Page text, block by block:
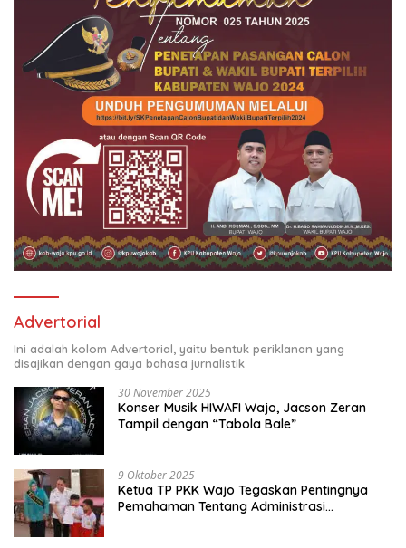
Advertorial
Ini adalah kolom Advertorial, yaitu bentuk periklanan yang
disajikan dengan gaya bahasa jurnalistik
30 November 2025
Konser Musik HIWAFI Wajo, Jacson Zeran
Tampil dengan “Tabola Bale”
9 Oktober 2025
Ketua TP PKK Wajo Tegaskan Pentingnya
Pemahaman Tentang Administrasi